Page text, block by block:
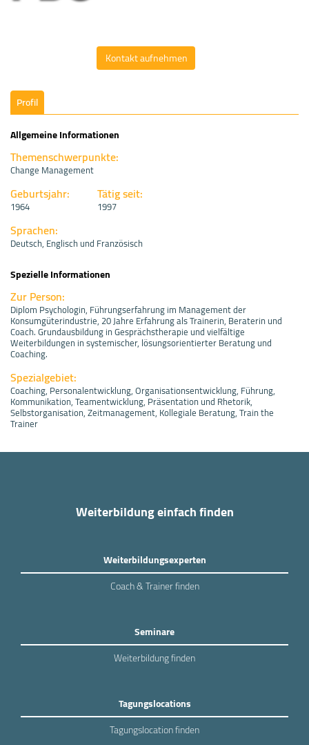
Kontakt aufnehmen
Profil
Allgemeine Informationen
Themenschwerpunkte:
Change Management
Geburtsjahr:
1964
Tätig seit:
1997
Sprachen:
Deutsch, Englisch und Französisch
Spezielle Informationen
Zur Person:
Diplom Psychologin, Führungserfahrung im Management der
Konsumgüterindustrie, 20 Jahre Erfahrung als Trainerin, Beraterin und
Coach. Grundausbildung in Gesprächstherapie und vielfältige
Weiterbildungen in systemischer, lösungsorientierter Beratung und
Coaching.
Spezialgebiet:
Coaching, Personalentwicklung, Organisationsentwicklung, Führung,
Kommunikation, Teamentwicklung, Präsentation und Rhetorik,
Selbstorganisation, Zeitmanagement, Kollegiale Beratung, Train the
Trainer
Weiterbildung einfach finden
Weiterbildungsexperten
Coach & Trainer finden
Seminare
Weiterbildung finden
Tagungslocations
Tagungslocation finden